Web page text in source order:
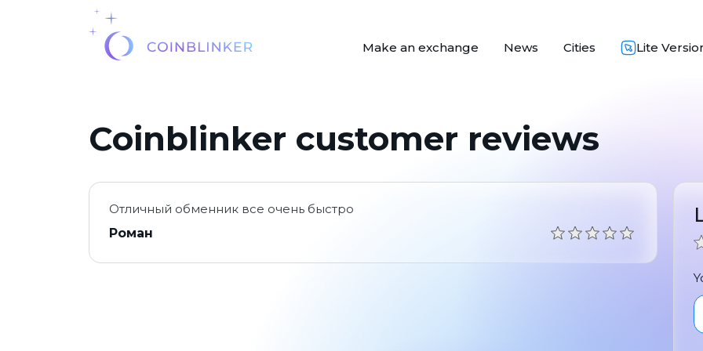
Make an exchange News Cities Lite
Coinblinker customer reviews
Отличный обменник все очень быстро
Роман